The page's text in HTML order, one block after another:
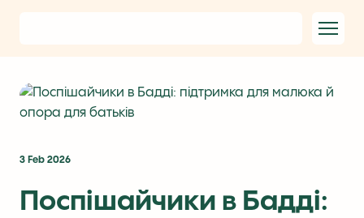
3 Feb 2026
Поспішайчики в Бадді: